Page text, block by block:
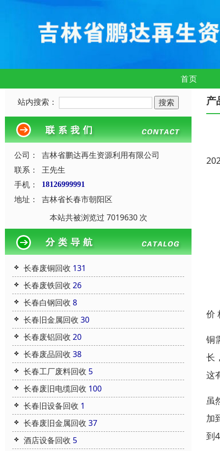
首页
站内搜索：
公司：
吉林省鹏达再生资源利用有限公司
联系：
王先生
手机：
18126999991
地址：
吉林省长春市朝阳区
本站共被浏览过 7019630 次
长春废铜回收 131
长春废铁回收 26
长春白钢回收 8
长春旧金属回收 30
长春废铝回收 20
长春废品回收 38
长春工厂废料回收 5
长春废旧电缆回收 100
长春旧设备回收 1
长春废旧金属回收 37
酒店设备回收 5
产
价
铜
长
这
虽
加
到